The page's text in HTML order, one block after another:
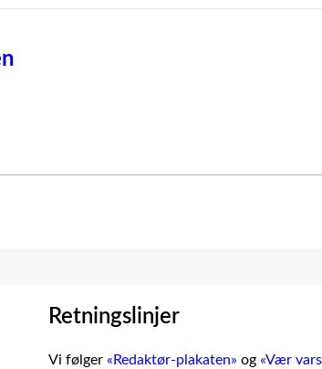
Retningslinjer
Vi følger «Redaktør-plakaten» og «Vær